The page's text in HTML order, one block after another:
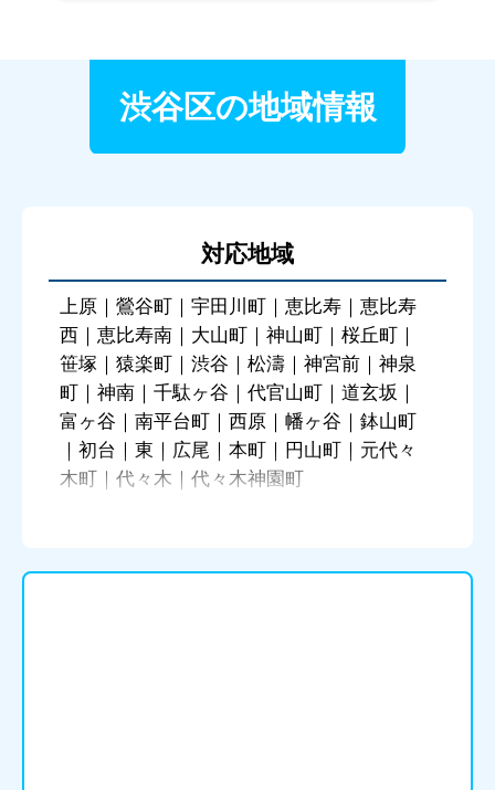
渋谷区の地域情報
対応地域
上原｜鶯谷町｜宇田川町｜恵比寿｜恵比寿
西｜恵比寿南｜大山町｜神山町｜桜丘町｜
笹塚｜猿楽町｜渋谷｜松濤｜神宮前｜神泉
町｜神南｜千駄ヶ谷｜代官山町｜道玄坂｜
富ヶ谷｜南平台町｜西原｜幡ヶ谷｜鉢山町
｜初台｜東｜広尾｜本町｜円山町｜元代々
木町｜代々木｜代々木神園町